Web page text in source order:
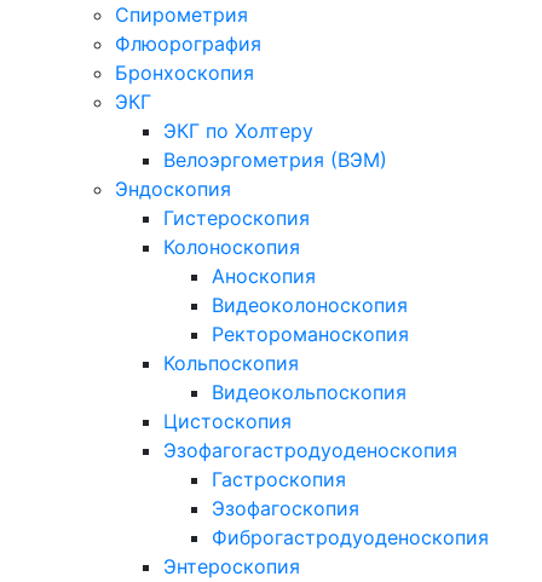
Спирометрия
Флюорография
Бронхоскопия
ЭКГ
ЭКГ по Холтеру
Велоэргометрия (ВЭМ)
Эндоскопия
Гистероскопия
Колоноскопия
Аноскопия
Видеоколоноскопия
Ректороманоскопия
Кольпоскопия
Видеокольпоскопия
Цистоскопия
Эзофагогастродуоденоскопия
Гастроскопия
Эзофагоскопия
Фиброгастродуоденоскопия
Энтероскопия